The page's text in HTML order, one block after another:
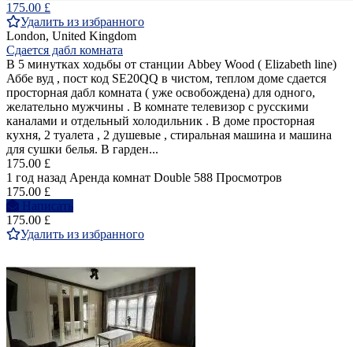
175.00 £
Удалить из избранного
London, United Kingdom
Сдается дабл комната
В 5 минутках ходьбы от станции Abbey Wood ( Elizabeth line)
Аббе вуд , пост код SE20QQ в чистом, теплом доме сдается
просторная дабл комната ( уже освобождена) для одного,
желательно мужчины . В комнате телевизор с русскими
каналами и отдельный холодильник . В доме просторная
кухня, 2 туалета , 2 душевые , стиральная машина и машина
для сушки белья. В гарден...
175.00 £
1 год назад Аренда комнат Double 588 Просмотров
175.00 £
Написать
175.00 £
Удалить из избранного